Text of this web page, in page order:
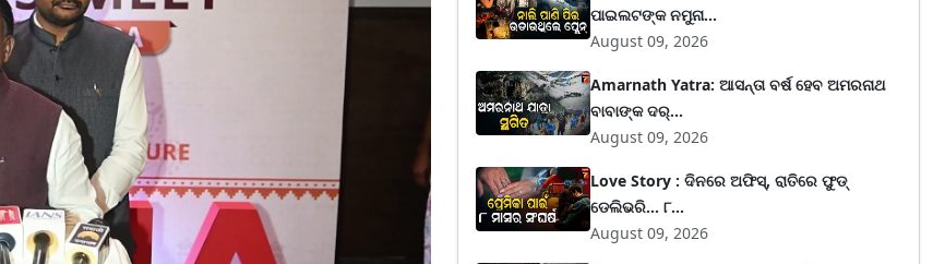
ପାଇଲଟଙ୍କ ନମୁନା...
August 09, 2026
Amarnath Yatra: ଆସନ୍ତା ବର୍ଷ ହେବ ଅମରନାଥ
ବାବାଙ୍କ ଦର୍...
August 09, 2026
Love Story : ଦିନରେ ଅଫିସ୍, ରାତିରେ ଫୁଡ୍
ଡେଲିଭରି... ୮...
August 09, 2026